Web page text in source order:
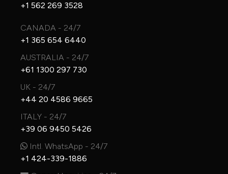
+1 562 269 3528
CANADA - 24/7
+1 365 654 6440
AUSTRALIA - 24/7
+61 1300 297 730
UK - 24/7
+44 20 4586 9665
ITALY - 24/7
+39 06 9450 5426
Intl. WhatsApp - 24/7
+1 424-339-1886